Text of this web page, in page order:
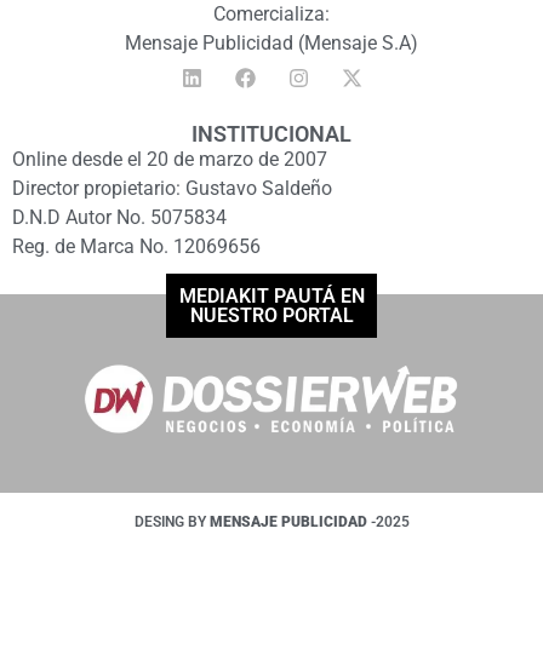
Comercializa:
Mensaje Publicidad (Mensaje S.A)
INSTITUCIONAL
Online desde el 20 de marzo de 2007
Director propietario: Gustavo Saldeño
D.N.D Autor No. 5075834
Reg. de Marca No. 12069656
MEDIAKIT PAUTÁ EN
NUESTRO PORTAL
DESING BY MENSAJE PUBLICIDAD -2025